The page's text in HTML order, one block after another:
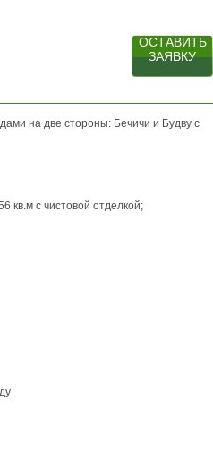
ОСТАВИТЬ
ЗАЯВКУ
на две стороны: Бечичи и Будву с
кв.м с чистовой отделкой;